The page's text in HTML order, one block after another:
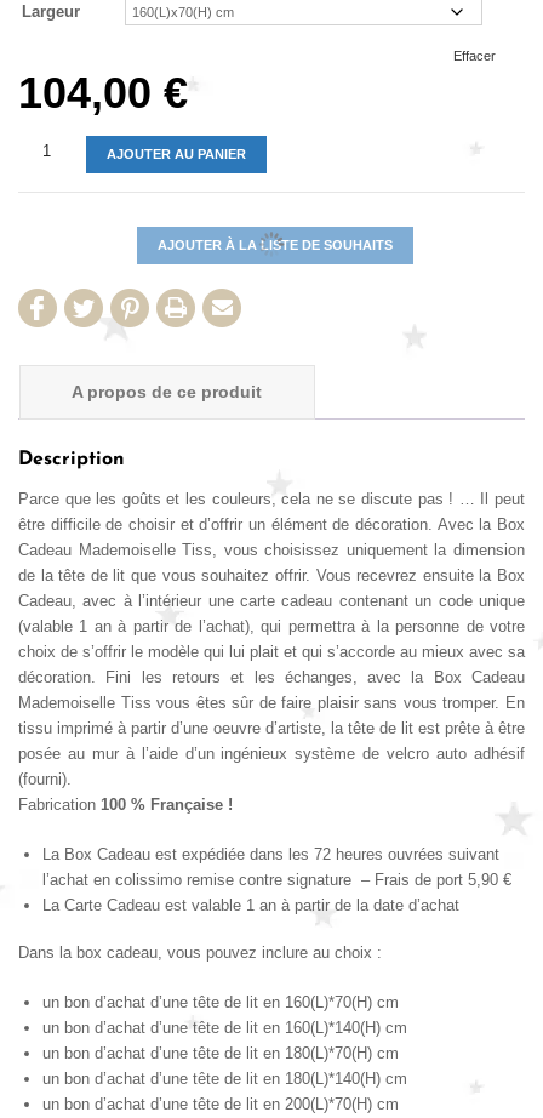
Largeur
Effacer
104,00 €
AJOUTER AU PANIER
AJOUTER À LA LISTE DE SOUHAITS
A propos de ce produit
Avis de nos clients
Description
Parce que les goûts et les couleurs, cela ne se discute pas ! … Il peut
être difficile de choisir et d’offrir un élément de décoration. Avec la Box
Cadeau Mademoiselle Tiss, vous choisissez uniquement la dimension
de la tête de lit que vous souhaitez offrir. Vous recevrez ensuite la Box
Cadeau, avec à l’intérieur une carte cadeau contenant un code unique
(valable 1 an à partir de l’achat), qui permettra à la personne de votre
choix de s’offrir le modèle qui lui plait et qui s’accorde au mieux avec sa
décoration. Fini les retours et les échanges, avec la Box Cadeau
Mademoiselle Tiss vous êtes sûr de faire plaisir sans vous tromper. En
tissu imprimé à partir d’une oeuvre d’artiste, la tête de lit est prête à être
posée au mur à l’aide d’un ingénieux système de velcro auto adhésif
(fourni).
Fabrication 100 % Française !
La Box Cadeau est expédiée dans les 72 heures ouvrées suivant
l’achat en colissimo remise contre signature – Frais de port 5,90 €
La Carte Cadeau est valable 1 an à partir de la date d’achat
Dans la box cadeau, vous pouvez inclure au choix :
un bon d’achat d’une tête de lit en 160(L)*70(H) cm
un bon d’achat d’une tête de lit en 160(L)*140(H) cm
un bon d’achat d’une tête de lit en 180(L)*70(H) cm
un bon d’achat d’une tête de lit en 180(L)*140(H) cm
un bon d’achat d’une tête de lit en 200(L)*70(H) cm